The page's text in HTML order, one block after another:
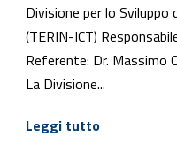
Divisione per lo Sviluppo
(TERIN-ICT)
Referente: Dr. Massimo
La Divisione...
Leggi tutto